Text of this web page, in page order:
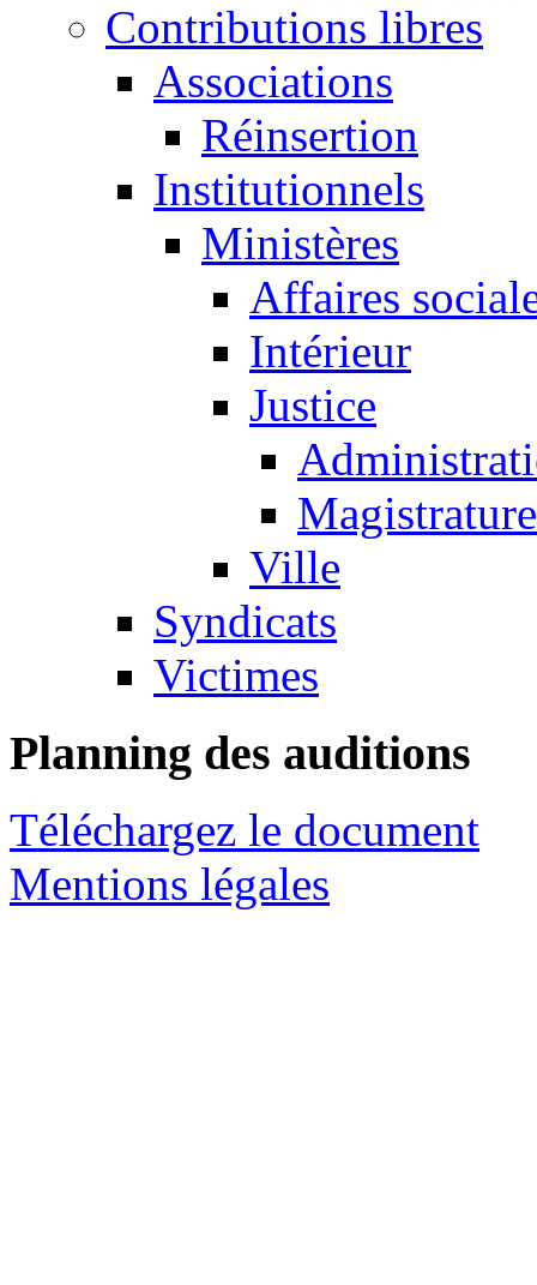
Contributions libres
Associations
Réinsertion
Institutionnels
Ministères
Affaires
Intérieur
Justice
Magistrature
Ville
Syndicats
Victimes
Planning des auditions
Téléchargez le document
Mentions légales